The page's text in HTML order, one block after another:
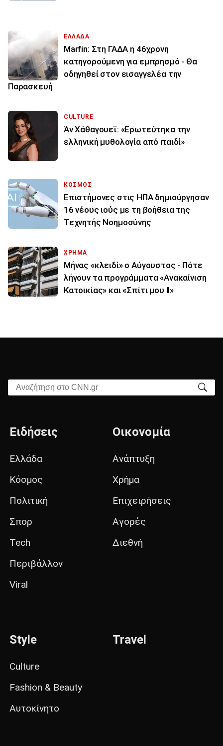
ΕΛΛΑΔΑ
Marfin: Στη ΓΑΔΑ η 46χρονη
κατηγορούμενη για εμπρησμό - Θα
οδηγηθεί στον εισαγγελέα την
Παρασκευή
CULTURE
Άν Χάθαγουεϊ: «Ερωτεύτηκα την
ελληνική μυθολογία από παιδί»
ΚΟΣΜΟΣ
Επιστήμονες στις ΗΠΑ δημιούργησαν
16 νέους ιούς με τη βοήθεια της
Τεχνητής Νοημοσύνης
ΧΡΗΜΑ
Μήνας «κλειδί» ο Αύγουστος - Πότε
λήγουν τα προγράμματα «Ανακαίνιση
Κατοικίας» και «Σπίτι μου ΙΙ»
Αναζήτηση στο CNN.gr
Ειδήσεις
Ελλάδα
Κόσμος
Πολιτική
Σπορ
Tech
Περιβάλλον
Viral
Οικονομία
Ανάπτυξη
Χρήμα
Επιχειρήσεις
Αγορές
Διεθνή
Style
Culture
Fashion & Beauty
Αυτοκίνητο
Travel